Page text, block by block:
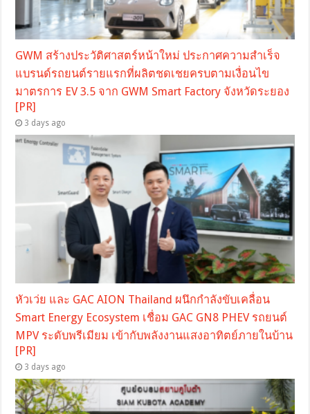
GWM สร้างประวัติศาสตร์หน้าใหม่ ประกาศความสำเร็จ
แบรนด์รถยนต์รายแรกที่ผลิตชดเชยครบตามเงื่อนไข
มาตรการ EV 3.5 จาก GWM Smart Factory จังหวัดระยอง
[PR]
3 days ago
หัวเว่ย และ GAC AION Thailand ผนึกกำลังขับเคลื่อน
Smart Energy Ecosystem เชื่อม GAC GN8 PHEV รถยนต์
MPV ระดับพรีเมียม เข้ากับพลังงานแสงอาทิตย์ภายในบ้าน
[PR]
3 days ago